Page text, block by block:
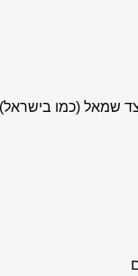
שמאל (כמו בישראל)